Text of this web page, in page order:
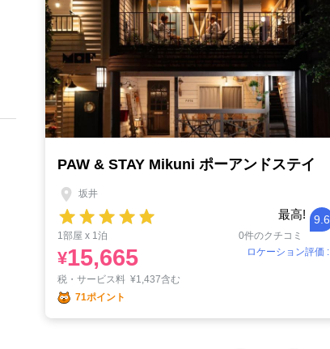
PAW & STAY Mikuni ポーアンドステイ
坂井
最高! 9.6
1部屋 x 1泊
0件のクチコミ
ロケーション評価 :
¥15,665
税・サービス料 ¥1,437含む
71ポイント